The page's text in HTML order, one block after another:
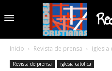
Inicio Revista de prensa iglesia
Revista de prensa iglesia catolica